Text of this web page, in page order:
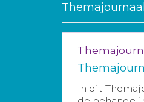
Themajournaal
In dit